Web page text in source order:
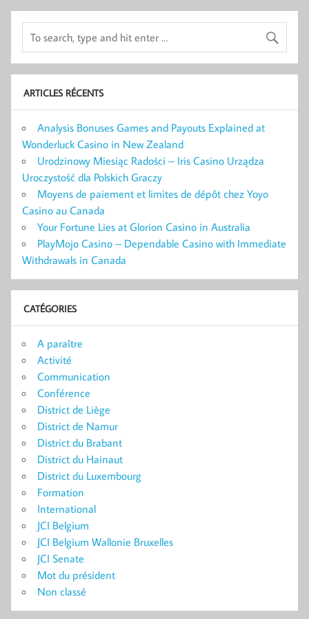
ARTICLES RÉCENTS
Analysis Bonuses Games and Payouts Explained at
Wonderluck Casino in New Zealand
Urodzinowy Miesiąc Radości – Iris Casino Urządza
Uroczystość dla Polskich Graczy
Moyens de paiement et limites de dépôt chez Yoyo
Casino au Canada
Your Fortune Lies at Glorion Casino in Australia
PlayMojo Casino – Dependable Casino with Immediate
Withdrawals in Canada
CATÉGORIES
A paraître
Activité
Communication
Conférence
District de Liège
District de Namur
District du Brabant
District du Hainaut
District du Luxembourg
Formation
International
JCI Belgium
JCI Belgium Wallonie Bruxelles
JCI Senate
Mot du président
Non classé